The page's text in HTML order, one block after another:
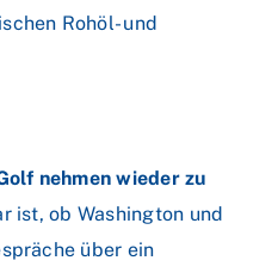
Rohöl- und
nehmen wieder zu
ist, ob Washington und
über ein